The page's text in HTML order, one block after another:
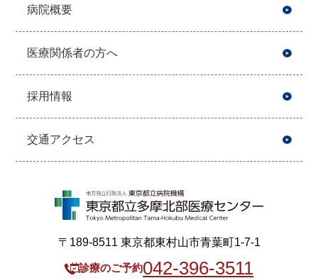
病院概要
医療関係者の方へ
採用情報
交通アクセス
〒189-8511 東京都東村山市青葉町1-7-1
診療のご予約042-396-3511